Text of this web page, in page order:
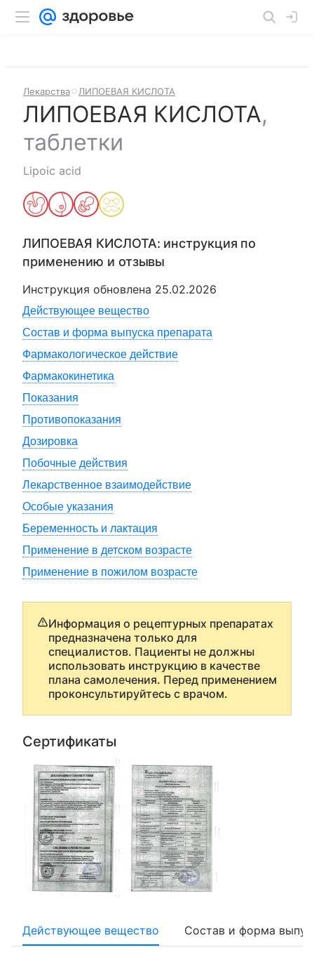
Лекарства ЛИПОЕВАЯ КИСЛОТА
ЛИПОЕВАЯ КИСЛОТА,
таблетки
Lipoic acid
ЛИПОЕВАЯ КИСЛОТА: инструкция по
применению и отзывы
Инструкция обновлена 25.02.2026
Действующее вещество
Состав и форма выпуска препарата
Фармакологическое действие
Фармакокинетика
Показания
Противопоказания
Дозировка
Побочные действия
Лекарственное взаимодействие
Особые указания
Беременность и лактация
Применение в детском возрасте
Применение в пожилом возрасте
Информация о рецептурных препаратах
предназначена только для
специалистов. Пациенты не должны
использовать инструкцию в качестве
плана самолечения. Перед применением
проконсультируйтесь с врачом.
Сертификаты
Действующее вещество Состав и форма